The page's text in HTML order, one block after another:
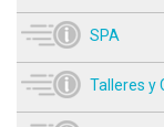
SPA
Talleres y